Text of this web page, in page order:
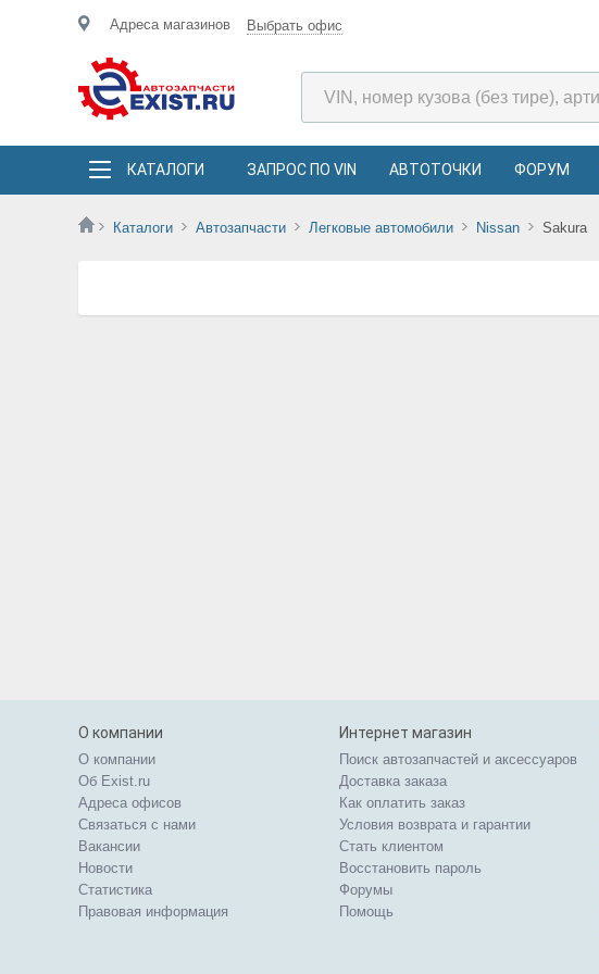
Адреса магазинов Выбрать офис
КАТАЛОГИ ЗАПРОС ПО VIN АВТОТОЧКИ ФОРУМ
Каталоги Автозапчасти Легковые автомобили Nissan Sakura
О компании
О компании
Об Exist.ru
Адреса офисов
Связаться с нами
Вакансии
Новости
Статистика
Правовая информация
Интернет магазин
Поиск автозапчастей и аксессуаров
Доставка заказа
Как оплатить заказ
Условия возврата и гарантии
Стать клиентом
Восстановить пароль
Форумы
Помощь